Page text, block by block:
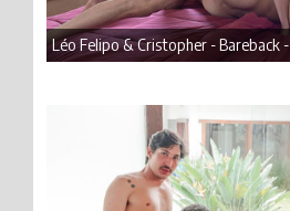
Léo Felipo & Cristopher - Bareback -